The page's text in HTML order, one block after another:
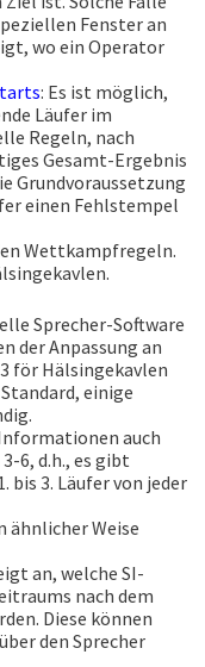
Fenster an
wo ein Operator
: Es ist möglich,
Läufer im
Regeln, nach
Gesamt-Ergebnis
Grundvoraussetzung
einen Fehlstempel
Wettkampfregeln.
Sprecher-Software
der Anpassung an
för Hälsingekavlen
einige
auch
6, d.h., es gibt
bis 3. Läufer von jeder
ähnlicher Weise
an, welche SI-
nach dem
Diese können
den Sprecher